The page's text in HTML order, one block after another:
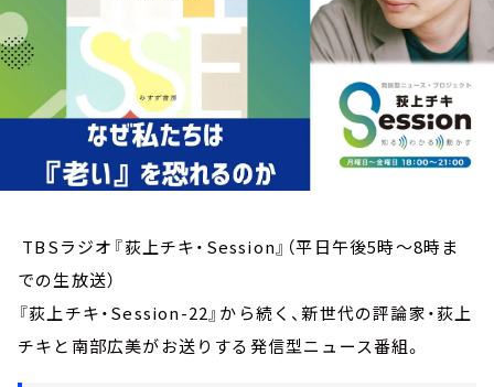
TBSラジオ『荻上チキ・Session』（平日午後5時～8時ま
での生放送）
『荻上チキ・Session-22』から続く、新世代の評論家・荻上
チキと南部広美がお送りする発信型ニュース番組。